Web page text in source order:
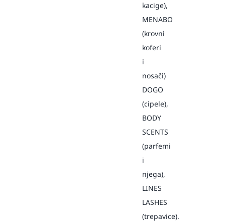
kacige),
MENABO
(krovni
koferi
i
nosači)
DOGO
(cipele),
BODY
SCENTS
(parfemi
i
njega),
LINES
LASHES
(trepavice).